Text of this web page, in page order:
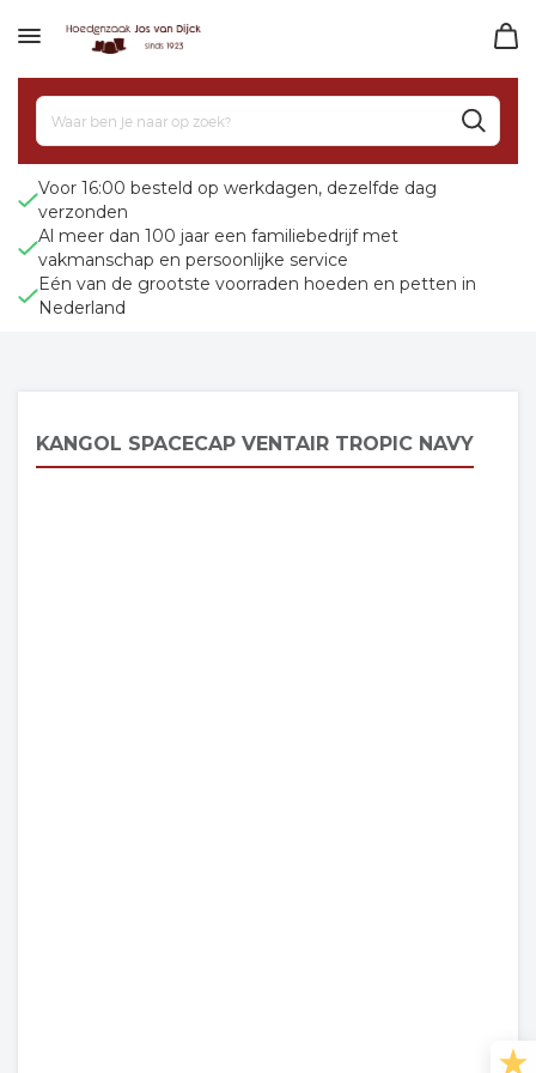
Voor 16:00 besteld op werkdagen, dezelfde dag
verzonden
Al meer dan 100 jaar een familiebedrijf met
vakmanschap en persoonlijke service
Eén van de grootste voorraden hoeden en petten in
Nederland
KANGOL SPACECAP VENTAIR TROPIC NAVY